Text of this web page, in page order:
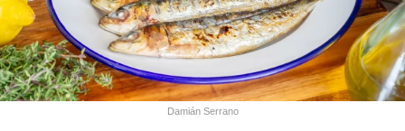
Damián Serrano